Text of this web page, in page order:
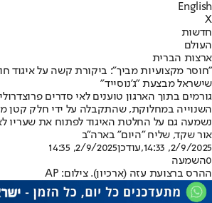
English
X
חדשות
העולם
ארצות הברית
"חוסר מקצועיות מביך": ביקורת קשה על איגוד
שישראל מבצעת "ג'נוסייד"
גורמים בתוך הארגון טוענים לאי סדרים
השנוייה במחלוקת, שהתקבלה על ידי חלק קטן
נשמעה גם על החלטת האיגוד לפתוח את שעריו
אור שקד, שליח "היום" בארה"ב
2/9/2025, 14:33
,עודכן2/9/2025, 14:35
0השמעה
ההרס ברצועת עזה (ארכיון). צילום: AP